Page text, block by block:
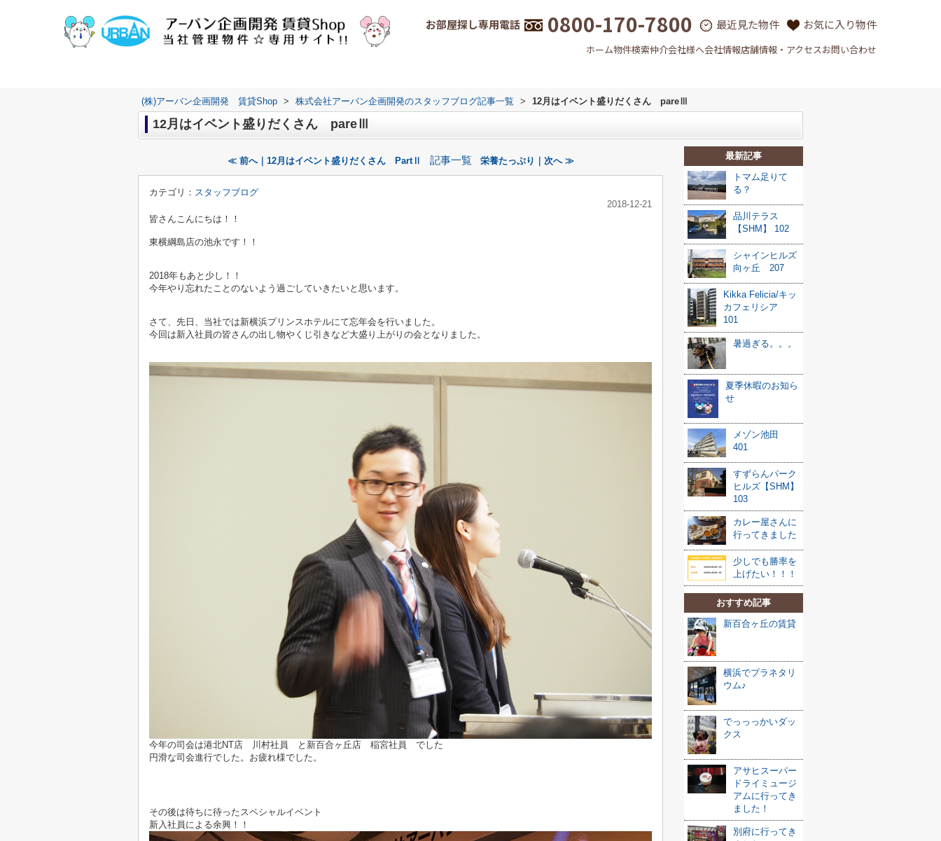
お部屋探し専用電話 0800-170-7800 最近見た物件 お気に入り物件
ホーム物件検索仲介会社様へ会社情報店舗情報・アクセスお問い合わせ
(株)アーバン企画開発 賃貸Shop > 株式会社アーバン企画開発のスタッフブログ記事一覧 > 12月はイベント盛りだくさん pareⅢ
12月はイベント盛りだくさん pareⅢ
≪ 前へ｜12月はイベント盛りだくさん PartⅡ 記事一覧 栄養たっぷり｜次へ ≫
カテゴリ： スタッフブログ
2018-12-21
皆さんこんにちは！！
東横綱島店の池永です！！
2018年もあと少し！！
今年やり忘れたことのないよう過ごしていきたいと思います。
さて、先日、当社では新横浜プリンスホテルにて忘年会を行いました。
今回は新入社員の皆さんの出し物やくじ引きなど大盛り上がりの会となりました。
今年の司会は港北NT店 川村社員 と新百合ヶ丘店 稲宮社員 でした
円滑な司会進行でした。お疲れ様でした。
その後は待ちに待ったスペシャルイベント
新入社員による余興！！
最新記事
トマム足りて
る？
品川テラス
【SHM】 102
シャインヒルズ
向ヶ丘 207
Kikka Felicia/キッ
カフェリシア
101
暑過ぎる。。。
夏季休暇のお知ら
せ
メゾン池田
401
すずらんパーク
ヒルズ【SHM】
103
カレー屋さんに
行ってきました
少しでも勝率を
上げたい！！！
おすすめ記事
新百合ヶ丘の賃貸
横浜でプラネタリ
ウム♪
でっっっかいダッ
クス
アサヒスーパー
ドライミュージ
アムに行ってき
ました！
別府に行ってき